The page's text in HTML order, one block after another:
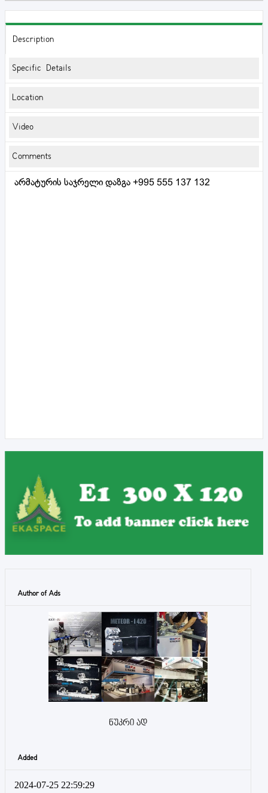
Description
Specific Details
Location
Video
Comments
არმატურის საჯრელი დაზგა +995 555 137 132
Author of Ads
ნუკრი ად
Added
2024-07-25 22:59:29